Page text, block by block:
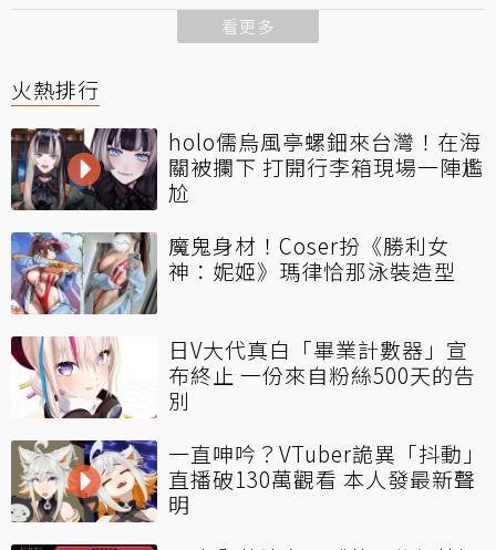
看更多
火熱排行
holo儒烏風亭螺鈿來台灣！在海
關被攔下 打開行李箱現場一陣尷
尬
魔鬼身材！Coser扮《勝利女
神：妮姬》瑪律恰那泳裝造型
日V大代真白「畢業計數器」宣
布終止 一份來自粉絲500天的告
別
一直呻吟？VTuber詭異「抖動」
直播破130萬觀看 本人發最新聲
明